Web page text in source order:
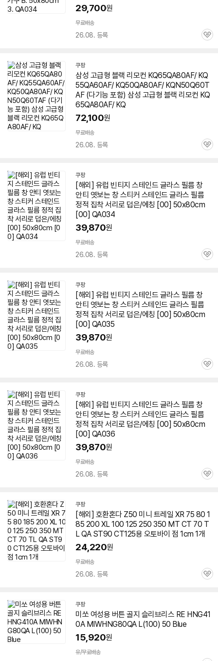
29,700원
무료배송
26.08. 등록
관
쿠팡
삼성 고급형 블랙 리모컨 KQ65QA80AF/ KQ
55QA60AF/ KQ50QA80AF/ KQN50Q60T
AF (다기능 포함) 삼성 고급형 블랙 리모컨 KQ
65QA80AF/ KQ
72,100원
무료배송
26.08. 등록
관
쿠팡
[해외] 유럽 빈티지 스테인드 글라스 필름 창
안티 엿보는 창 스티커 스테인드 글라스 필름
정적 집착 서리로 덥은/에칭 [00] 50x80cm
[00] QA034
39,870원
무료배송
26.08. 등록
관
쿠팡
[해외] 유럽 빈티지 스테인드 글라스 필름 창
안티 엿보는 창 스티커 스테인드 글라스 필름
정적 집착 서리로 덥은/에칭 [00] 50x80cm
[00] QA035
39,870원
무료배송
26.08. 등록
관
쿠팡
[해외] 유럽 빈티지 스테인드 글라스 필름 창
안티 엿보는 창 스티커 스테인드 글라스 필름
정적 집착 서리로 덥은/에칭 [00] 50x80cm
[00] QA036
39,870원
무료배송
26.08. 등록
관
쿠팡
[해외] 호환혼다 Z50 미니 트레일 XR 75 80 1
85 200 XL 100 125 250 350 MT CT 70 T
L QA ST90 CT125용 오토바이 점 1cm 1개
24,220원
무료배송
26.08. 등록
관
쿠팡
미쏘 여성용 버튼 골지 슬리브리스 RE HNG41
0A MIWHNG80QA L(100) 50 Blue
15,920원
유/무료배송